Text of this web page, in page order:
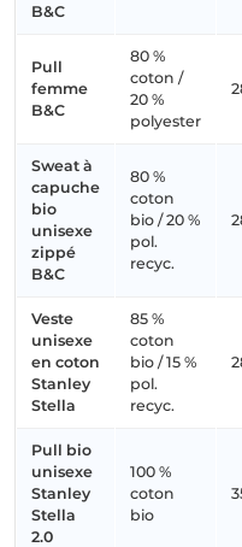
B&C
Pull
femme
B&C
80 %
coton /
20 %
polyester
Sweat à
capuche
bio
unisexe
zippé
B&C
80 %
coton
bio / 20 %
pol.
recyc.
Veste
unisexe
en coton
Stanley
Stella
85 %
coton
bio / 15 %
pol.
recyc.
Pull bio
unisexe
Stanley
Stella
2.0
100 %
coton
bio